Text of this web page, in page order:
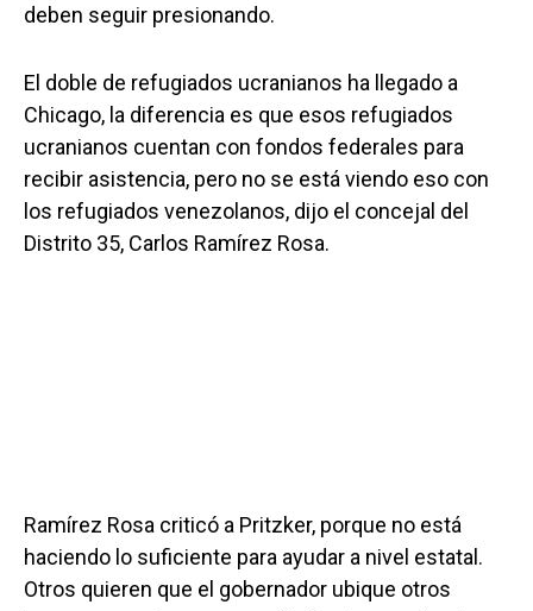
deben seguir presionando.
El doble de refugiados ucranianos ha llegado a
Chicago, la diferencia es que esos refugiados
ucranianos cuentan con fondos federales para
recibir asistencia, pero no se está viendo eso con
los refugiados venezolanos, dijo el concejal del
Distrito 35, Carlos Ramírez Rosa.
Ramírez Rosa criticó a Pritzker, porque no está
haciendo lo suficiente para ayudar a nivel estatal.
Otros quieren que el gobernador ubique otros